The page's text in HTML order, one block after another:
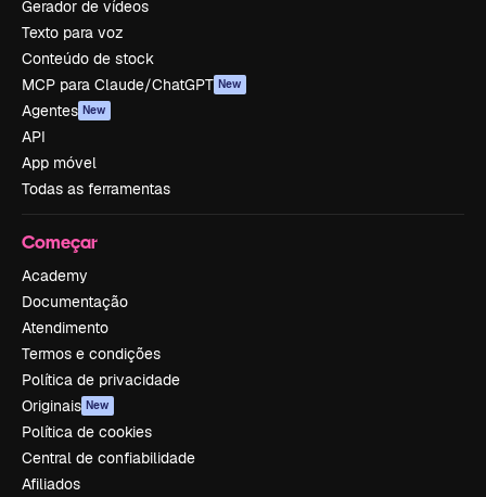
Gerador de vídeos
Texto para voz
Conteúdo de stock
MCP para Claude/ChatGPT New
Agentes New
API
App móvel
Todas as ferramentas
Começar
Academy
Documentação
Atendimento
Termos e condições
Política de privacidade
Originais New
Política de cookies
Central de confiabilidade
Afiliados